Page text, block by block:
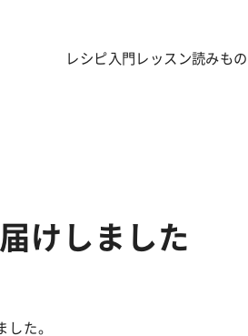
レシピ 入門レッスン読みもの
けしました
た。